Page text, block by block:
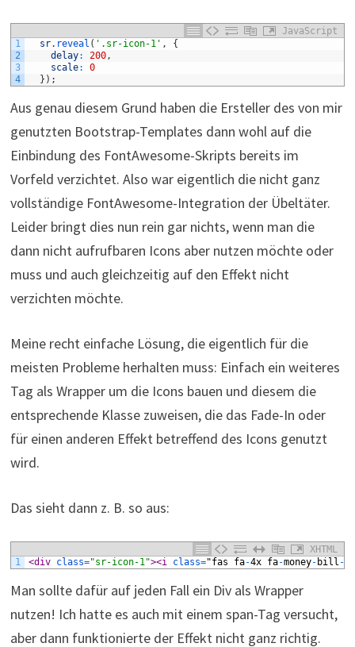
JavaScript
1
2
3
4
sr. reveal ( '.sr-icon-1' ,
{
delay: 200,
scale:
0
} ) ;
Aus genau diesem Grund haben die Ersteller des von mir
genutzten Bootstrap-Templates dann wohl auf die
Einbindung des FontAwesome-Skripts bereits im
Vorfeld verzichtet. Also war eigentlich die nicht ganz
vollständige FontAwesome-Integration der Übeltäter.
Leider bringt dies nun rein gar nichts, wenn man die
dann nicht aufrufbaren Icons aber nutzen möchte oder
muss und auch gleichzeitig auf den Effekt nicht
verzichten möchte.
Meine recht einfache Lösung, die eigentlich für die
meisten Probleme herhalten muss: Einfach ein weiteres
Tag als Wrapper um die Icons bauen und diesem die
entsprechende Klasse zuweisen, die das Fade-In oder
für einen anderen Effekt betreffend des Icons genutzt
wird.
Das sieht dann z. B. so aus:
XHTML
1
<div class="sr-icon-1"><i class="fas fa-4x fa-money- bill -
Man sollte dafür auf jeden Fall ein Div als Wrapper
nutzen! Ich hatte es auch mit einem span-Tag versucht,
aber dann funktionierte der Effekt nicht ganz richtig.